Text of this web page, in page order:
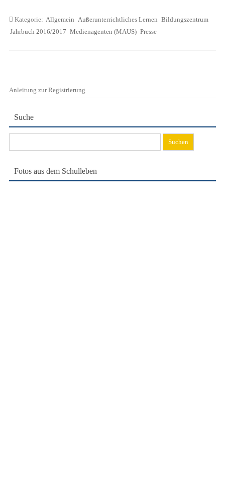
Kategorie: Allgemein Außerunterrichtliches Lernen Bildungszentrum
Jahrbuch 2016/2017 Medienagenten (MAUS) Presse
Anleitung zur Registrierung
Suche
nach:
Fotos aus dem Schulleben